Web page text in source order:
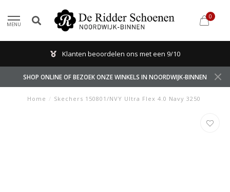
MENU
0
Klanten beoordelen ons met een 9/10
SHOP ONLINE OF BEZOEK ONZE WINKELS IN NOORDWIJK-BINNEN
Home / Skechers 150801/NVY Ultra Flex 4.0 Navy 3250